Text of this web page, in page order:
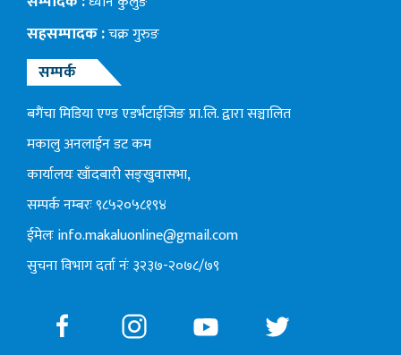
सहसम्पादक :चक्र गुरुङ
सम्पर्क
बगैंचा मिडिया एण्ड एडर्भटाईजिङ प्रा.लि. द्वारा सञ्चालित
मकालु अनलाईन डट कम
कार्यालयः खाँदबारी सङ्खुवासभा,
सम्पर्क नम्बरः ९८५२०५८१९४
ईमेलःinfo.makaluonline@gmail.com
सुचना विभाग दर्ता नंः ३२३७-२०७८/७९